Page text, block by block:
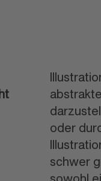
oder
schwer